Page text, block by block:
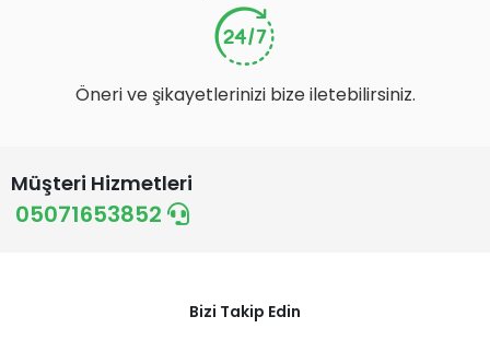
Öneri ve şikayetlerinizi bize iletebilirsiniz.
Müşteri Hizmetleri
05071653852
Bizi Takip Edin